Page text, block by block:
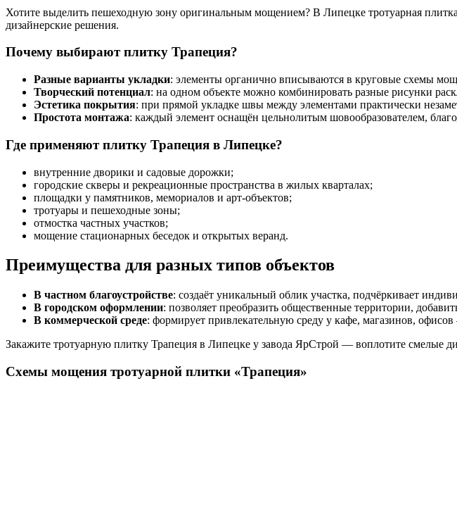
Хотите выделить пешеходную зону оригинальным мощением? В Липецке тротуарная
дизайнерские решения.
Почему выбирают плитку Трапеция?
Разные варианты укладки: элементы органично вписываются в круговые схемы
Творческий потенциал: на одном объекте можно комбинировать разные рисунки
Эстетика покрытия: при прямой укладке швы между элементами практически
Простота монтажа: каждый элемент оснащён цельнолитым шовообразователем,
Где применяют плитку Трапеция в Липецке?
внутренние дворики и садовые дорожки;
городские скверы и рекреационные пространства в жилых кварталах;
площадки у памятников, мемориалов и арт‑объектов;
тротуары и пешеходные зоны;
отмостка частных участков;
мощение стационарных беседок и открытых веранд.
Преимущества для разных типов объектов
В частном благоустройстве: создаёт уникальный облик участка, подчёркивает
В городском оформлении: позволяет преобразить общественные территории,
В коммерческой среде: формирует привлекательную среду у кафе, магазинов,
Закажите тротуарную плитку Трапеция в Липецке у завода ЯрСтрой — воплотите смелые
Схемы мощения тротуарной плитки «Трапеция»